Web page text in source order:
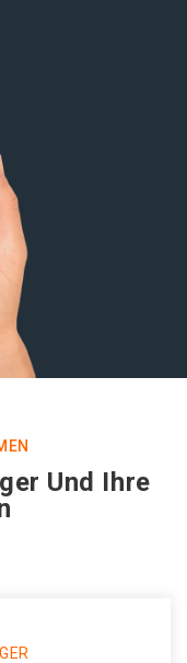
Und Ihre